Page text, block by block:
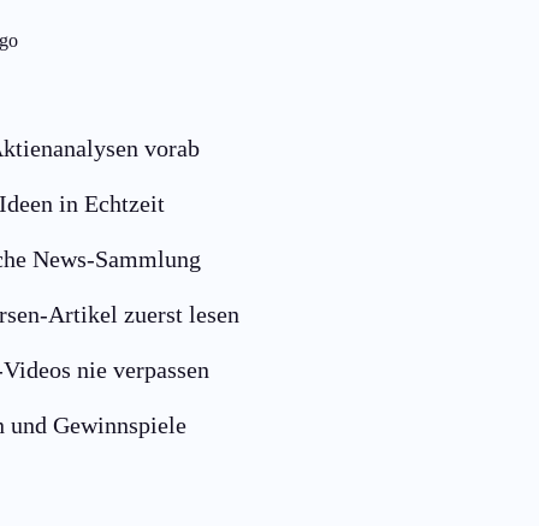
vorab
in Echtzeit
News-Sammlung
Artikel zuerst lesen
nie verpassen
und Gewinnspiele